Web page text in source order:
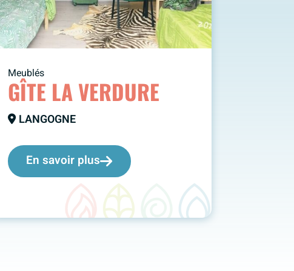
Meublés
GÎTE LA VERDURE
LANGOGNE
En savoir plus